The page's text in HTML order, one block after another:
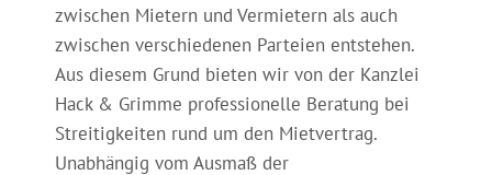
zwischen Mietern und Vermietern als auch
zwischen verschiedenen Parteien entstehen.
Aus diesem Grund bieten wir von der Kanzlei
Hack & Grimme professionelle Beratung bei
Streitigkeiten rund um den Mietvertrag.
Unabhängig vom Ausmaß der